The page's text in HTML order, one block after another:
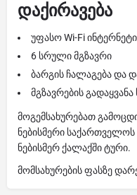
დაქირავება
უფასო Wi-Fi ინტერნეტი
6 სრული მგზავრი
ბარგის ჩალაგება და
მგზავრების
მოგემსახურებათ
ნებისმერი
ნებისმერ ქალაქში ტური.
მომსახურების ფასზე